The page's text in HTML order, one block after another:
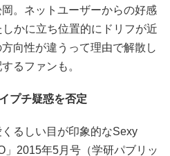
。ネットユーザーからの好感
かに立ち位置的にドリフが近
向性が違うって理由で解散し
るファンも。
プチ疑惑を否定
るしい目が印象的なSexy
」2015年5月号（学研パブリッ